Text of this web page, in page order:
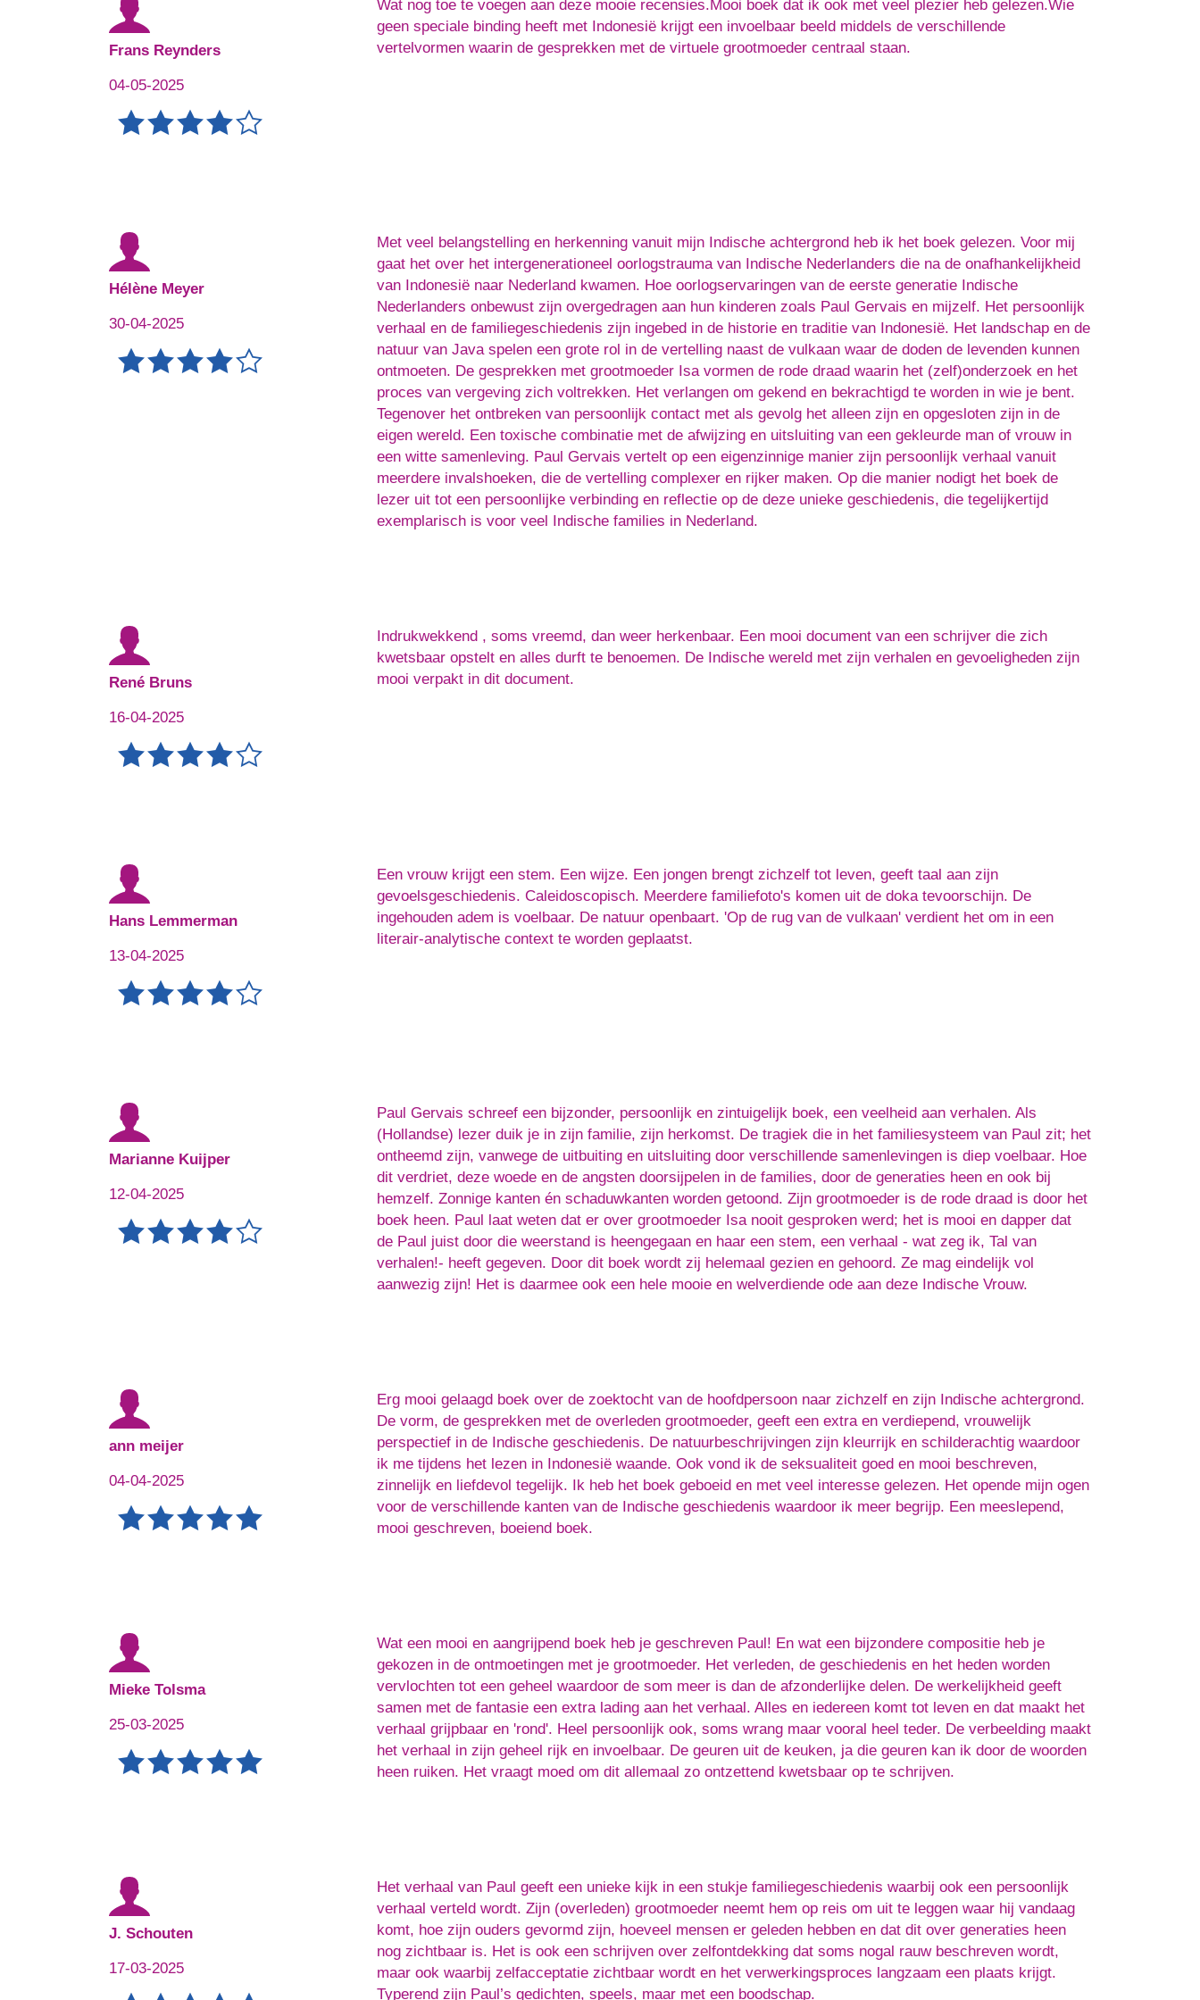
Frans Reynders
04-05-2025
Wat nog toe te voegen aan deze mooie recensies.Mooi boek dat ik ook met veel plezier heb gelezen.Wie
geen speciale binding heeft met Indonesië krijgt een invoelbaar beeld middels de verschillende
vertelvormen waarin de gesprekken met de virtuele grootmoeder centraal staan.
Hélène Meyer
30-04-2025
Met veel belangstelling en herkenning vanuit mijn Indische achtergrond heb ik het boek gelezen. Voor mij
gaat het over het intergenerationeel oorlogstrauma van Indische Nederlanders die na de onafhankelijkheid
van Indonesië naar Nederland kwamen. Hoe oorlogservaringen van de eerste generatie Indische
Nederlanders onbewust zijn overgedragen aan hun kinderen zoals Paul Gervais en mijzelf. Het persoonlijk
verhaal en de familiegeschiedenis zijn ingebed in de historie en traditie van Indonesië. Het landschap en de
natuur van Java spelen een grote rol in de vertelling naast de vulkaan waar de doden de levenden kunnen
ontmoeten. De gesprekken met grootmoeder Isa vormen de rode draad waarin het (zelf)onderzoek en het
proces van vergeving zich voltrekken. Het verlangen om gekend en bekrachtigd te worden in wie je bent.
Tegenover het ontbreken van persoonlijk contact met als gevolg het alleen zijn en opgesloten zijn in de
eigen wereld. Een toxische combinatie met de afwijzing en uitsluiting van een gekleurde man of vrouw in
een witte samenleving. Paul Gervais vertelt op een eigenzinnige manier zijn persoonlijk verhaal vanuit
meerdere invalshoeken, die de vertelling complexer en rijker maken. Op die manier nodigt het boek de
lezer uit tot een persoonlijke verbinding en reflectie op de deze unieke geschiedenis, die tegelijkertijd
exemplarisch is voor veel Indische families in Nederland.
René Bruns
16-04-2025
Indrukwekkend , soms vreemd, dan weer herkenbaar. Een mooi document van een schrijver die zich
kwetsbaar opstelt en alles durft te benoemen. De Indische wereld met zijn verhalen en gevoeligheden zijn
mooi verpakt in dit document.
Hans Lemmerman
13-04-2025
Een vrouw krijgt een stem. Een wijze. Een jongen brengt zichzelf tot leven, geeft taal aan zijn
gevoelsgeschiedenis. Caleidoscopisch. Meerdere familiefoto's komen uit de doka tevoorschijn. De
ingehouden adem is voelbaar. De natuur openbaart. 'Op de rug van de vulkaan' verdient het om in een
literair-analytische context te worden geplaatst.
Marianne Kuijper
12-04-2025
Paul Gervais schreef een bijzonder, persoonlijk en zintuigelijk boek, een veelheid aan verhalen. Als
(Hollandse) lezer duik je in zijn familie, zijn herkomst. De tragiek die in het familiesysteem van Paul zit; het
ontheemd zijn, vanwege de uitbuiting en uitsluiting door verschillende samenlevingen is diep voelbaar. Hoe
dit verdriet, deze woede en de angsten doorsijpelen in de families, door de generaties heen en ook bij
hemzelf. Zonnige kanten én schaduwkanten worden getoond. Zijn grootmoeder is de rode draad is door het
boek heen. Paul laat weten dat er over grootmoeder Isa nooit gesproken werd; het is mooi en dapper dat
de Paul juist door die weerstand is heengegaan en haar een stem, een verhaal - wat zeg ik, Tal van
verhalen!- heeft gegeven. Door dit boek wordt zij helemaal gezien en gehoord. Ze mag eindelijk vol
aanwezig zijn! Het is daarmee ook een hele mooie en welverdiende ode aan deze Indische Vrouw.
ann meijer
04-04-2025
Erg mooi gelaagd boek over de zoektocht van de hoofdpersoon naar zichzelf en zijn Indische achtergrond.
De vorm, de gesprekken met de overleden grootmoeder, geeft een extra en verdiepend, vrouwelijk
perspectief in de Indische geschiedenis. De natuurbeschrijvingen zijn kleurrijk en schilderachtig waardoor
ik me tijdens het lezen in Indonesië waande. Ook vond ik de seksualiteit goed en mooi beschreven,
zinnelijk en liefdevol tegelijk. Ik heb het boek geboeid en met veel interesse gelezen. Het opende mijn ogen
voor de verschillende kanten van de Indische geschiedenis waardoor ik meer begrijp. Een meeslepend,
mooi geschreven, boeiend boek.
Mieke Tolsma
25-03-2025
Wat een mooi en aangrijpend boek heb je geschreven Paul! En wat een bijzondere compositie heb je
gekozen in de ontmoetingen met je grootmoeder. Het verleden, de geschiedenis en het heden worden
vervlochten tot een geheel waardoor de som meer is dan de afzonderlijke delen. De werkelijkheid geeft
samen met de fantasie een extra lading aan het verhaal. Alles en iedereen komt tot leven en dat maakt het
verhaal grijpbaar en 'rond'. Heel persoonlijk ook, soms wrang maar vooral heel teder. De verbeelding maakt
het verhaal in zijn geheel rijk en invoelbaar. De geuren uit de keuken, ja die geuren kan ik door de woorden
heen ruiken. Het vraagt moed om dit allemaal zo ontzettend kwetsbaar op te schrijven.
J. Schouten
17-03-2025
Het verhaal van Paul geeft een unieke kijk in een stukje familiegeschiedenis waarbij ook een persoonlijk
verhaal verteld wordt. Zijn (overleden) grootmoeder neemt hem op reis om uit te leggen waar hij vandaag
komt, hoe zijn ouders gevormd zijn, hoeveel mensen er geleden hebben en dat dit over generaties heen
nog zichtbaar is. Het is ook een schrijven over zelfontdekking dat soms nogal rauw beschreven wordt,
maar ook waarbij zelfacceptatie zichtbaar wordt en het verwerkingsproces langzaam een plaats krijgt.
Typerend zijn Paul’s gedichten, speels, maar met een boodschap.